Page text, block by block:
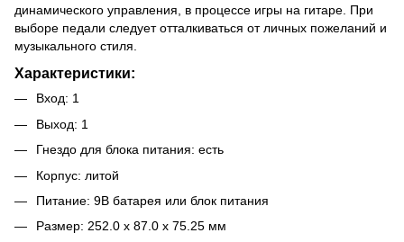
динамического управления, в процессе игры на гитаре. При
выборе педали следует отталкиваться от личных пожеланий и
музыкального стиля.
Характеристики:
Вход: 1
Выход: 1
Гнездо для блока питания: есть
Корпус: литой
Питание: 9В батарея или блок питания
Размер: 252.0 x 87.0 x 75.25 мм